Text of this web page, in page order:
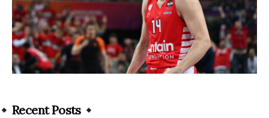
Recent Posts